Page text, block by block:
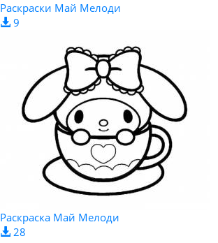
Раскраски Май Мелоди
9
Раскраска Май Мелоди
28